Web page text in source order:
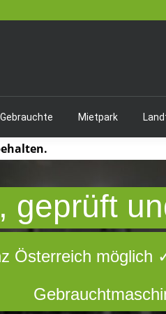
Mietpark
geprüft
Österreich möglich